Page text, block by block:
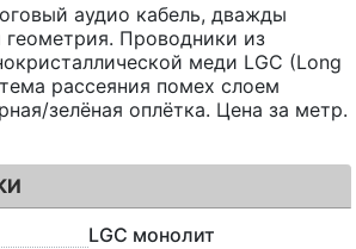
аудио кабель, дважды
геометрия. Проводники из
меди LGC (Long
рассеяния помех слоем
зелёная оплётка. Цена за метр.
LGC монолит